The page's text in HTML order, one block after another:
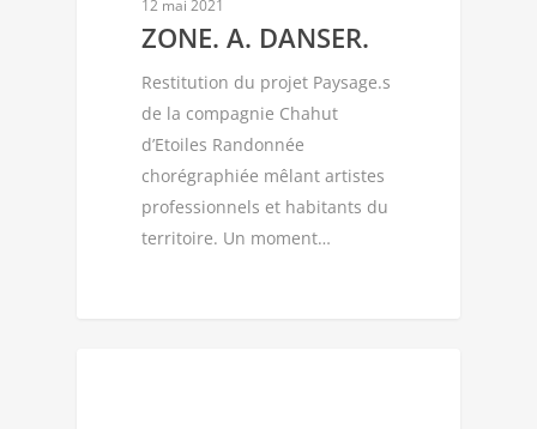
12 mai 2021
ZONE. A. DANSER.
Restitution du projet Paysage.s
de la compagnie Chahut
d’Etoiles Randonnée
chorégraphiée mêlant artistes
professionnels et habitants du
territoire. Un moment…